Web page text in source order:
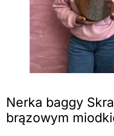
Nerka baggy
brązowym